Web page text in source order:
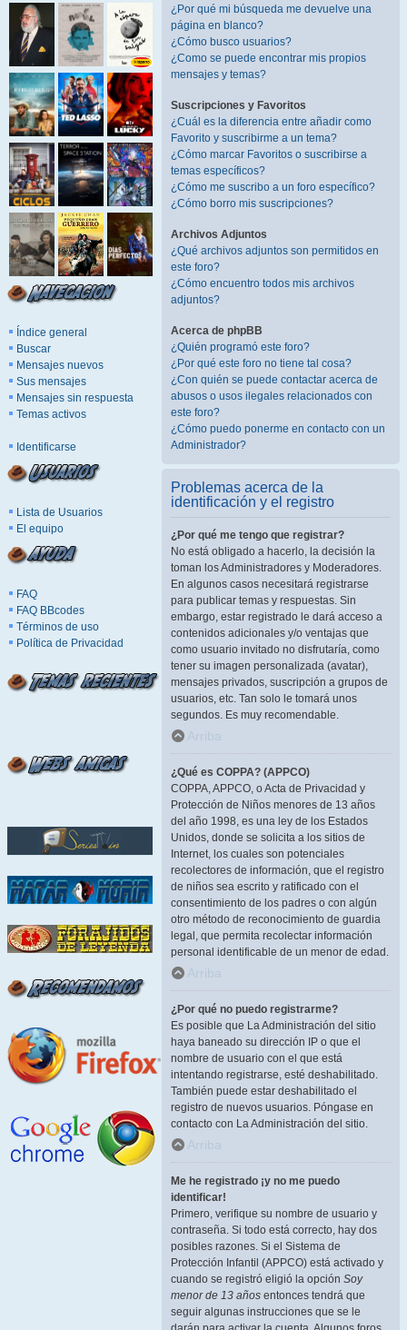
Índice general
Buscar
Mensajes nuevos
Sus mensajes
Mensajes sin respuesta
Temas activos
Identificarse
Lista de Usuarios
El equipo
FAQ
FAQ BBcodes
Términos de uso
Política de Privacidad
¿Por qué mi búsqueda me devuelve una
página en blanco?
¿Cómo busco usuarios?
¿Como se puede encontrar mis propios
mensajes y temas?
Suscripciones y Favoritos
¿Cuál es la diferencia entre añadir como
Favorito y suscribirme a un tema?
¿Cómo marcar Favoritos o suscribirse a
temas específicos?
¿Cómo me suscribo a un foro específico?
¿Cómo borro mis suscripciones?
Archivos Adjuntos
¿Qué archivos adjuntos son permitidos en
este foro?
¿Cómo encuentro todos mis archivos
adjuntos?
Acerca de phpBB
¿Quién programó este foro?
¿Por qué este foro no tiene tal cosa?
¿Con quién se puede contactar acerca de
abusos o usos ilegales relacionados con
este foro?
¿Cómo puedo ponerme en contacto con un
Administrador?
Problemas acerca de la
identificación y el registro
¿Por qué me tengo que registrar?
No está obligado a hacerlo, la decisión la
toman los Administradores y Moderadores.
En algunos casos necesitará registrarse
para publicar temas y respuestas. Sin
embargo, estar registrado le dará acceso a
contenidos adicionales y/o ventajas que
como usuario invitado no disfrutaría, como
tener su imagen personalizada (avatar),
mensajes privados, suscripción a grupos de
usuarios, etc. Tan solo le tomará unos
segundos. Es muy recomendable.
Arriba
¿Qué es COPPA? (APPCO)
COPPA, APPCO, o Acta de Privacidad y
Protección de Niños menores de 13 años
del año 1998, es una ley de los Estados
Unidos, donde se solicita a los sitios de
Internet, los cuales son potenciales
recolectores de información, que el registro
de niños sea escrito y ratificado con el
consentimiento de los padres o con algún
otro método de reconocimiento de guardia
legal, que permita recolectar información
personal identificable de un menor de edad.
Arriba
¿Por qué no puedo registrarme?
Es posible que La Administración del sitio
haya baneado su dirección IP o que el
nombre de usuario con el que está
intentando registrarse, esté deshabilitado.
También puede estar deshabilitado el
registro de nuevos usuarios. Póngase en
contacto con La Administración del sitio.
Arriba
Me he registrado ¡y no me puedo
identificar!
Primero, verifique su nombre de usuario y
contraseña. Si todo está correcto, hay dos
posibles razones. Si el Sistema de
Protección Infantil (APPCO) está activado y
cuando se registró eligió la opción Soy
menor de 13 años entonces tendrá que
seguir algunas instrucciones que se le